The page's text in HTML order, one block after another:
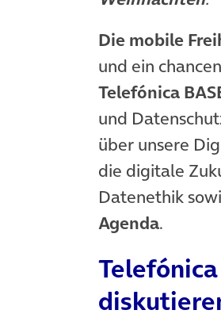
Die mobile
und ein
Telefónica
und
über unsere
die digitale
Datenethik
Agenda.